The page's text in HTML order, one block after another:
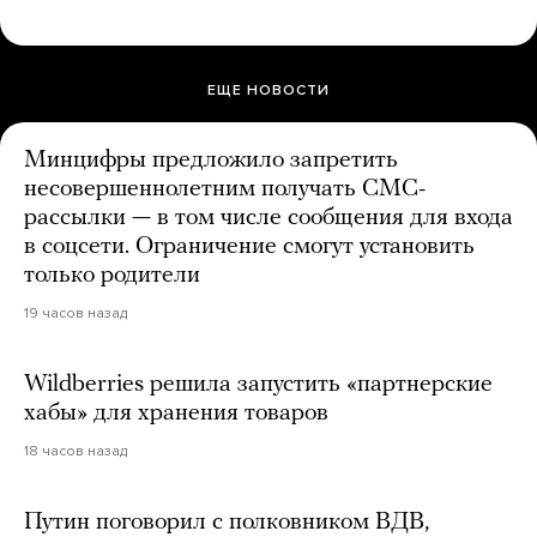
ЕЩЕ НОВОСТИ
Минцифры предложило запретить
несовершеннолетним получать СМС-
рассылки — в том числе сообщения для входа
в соцсети. Ограничение смогут установить
только родители
19 часов назад
Wildberries решила запустить «партнерские
хабы» для хранения товаров
18 часов назад
Путин поговорил с полковником ВДВ,